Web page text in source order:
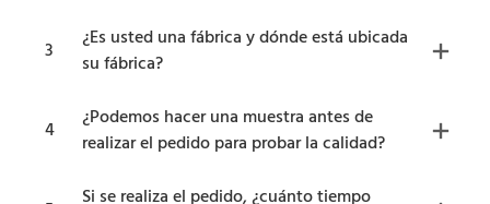
3
¿Es usted una fábrica y dónde está ubicada
su fábrica?
4
¿Podemos hacer una muestra antes de
realizar el pedido para probar la calidad?
Si se realiza el pedido, ¿cuánto tiempo